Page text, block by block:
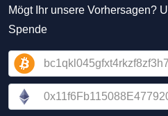
Mögt Ihr unsere Vorhersagen?
Spende